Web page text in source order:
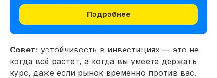
Подробнее
Совет: устойчивость в инвестициях — это не
когда всё растет, а когда вы умеете держать
курс, даже если рынок временно против вас.